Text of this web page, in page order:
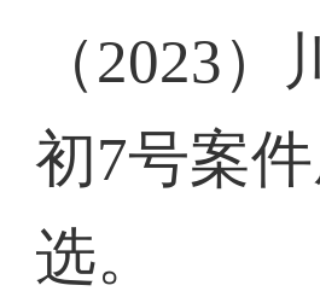
（2023）
初7号案
选。